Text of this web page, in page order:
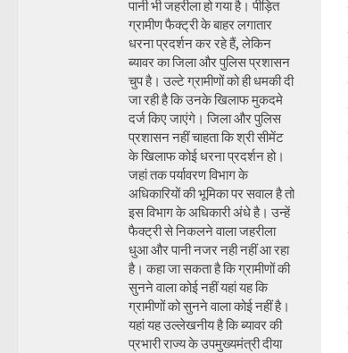
पानी भी जहरीला हो गया है। पीड़ित
ग्रामीण फैक्ट्री के बाहर लगातार
धरना प्रदर्शन कर रहे हैं, लेकिन
ब्यावर का जिला और पुलिस प्रशासन
चुप है। उल्टे ग्रामीणों को ही धमकी दी
जा रही है कि उनके खिलाफ मुकदमे
दर्ज किए जाएंगे। जिला और पुलिस
प्रशासन नहीं चाहता कि श्री सीमेंट
के खिलाफ कोई धरना प्रदर्शन हो।
जहां तक पर्यावरण विभाग के
अधिकारियों की भूमिका पर सवाल है तो
इस विभाग के अधिकारी अंधे है। उन्हें
फैक्ट्री से निकलने वाला जहरीला
धुआ और पानी नजर नही नहीं आ रहा
है। कहा जा सकता है कि ग्रामीणों की
सुनने वाला कोई नहीं यहां यह कि
ग्रामीणों को सुनने वाला कोई नहीं है।
यहां यह उल्लेखनीय है कि ब्यावर की
प्रभारी राज्य के उपमुख्यमंत्री दीया